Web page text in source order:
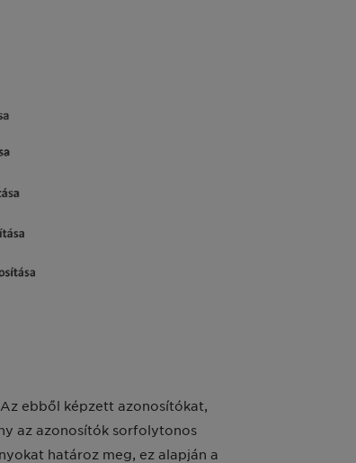
ebből képzett azonosítókat,
az azonosítók sorfolytonos
határoz meg, ez alapján a